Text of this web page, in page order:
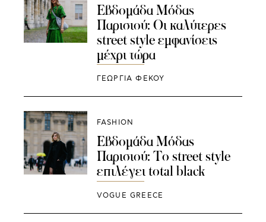
Εβδομάδα Μόδας
Παρισιού: Οι καλύτερες
street style εμφανίσεις
μέχρι τώρα
ΓΕΩΡΓΙΑ ΦΕΚΟΥ
FASHION
Εβδομάδα Μόδας
Παρισιού: Το street style
επιλέγει total black
VOGUE GREECE